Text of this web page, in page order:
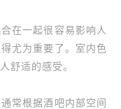
在一起很容易影响人
尤为重要了。室内色
舒适的感受。
常根据酒吧内部空间